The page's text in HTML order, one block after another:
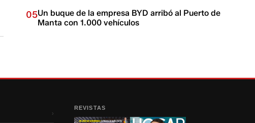
05Un buque de la empresa BYD arribó al Puerto de
Manta con 1.000 vehículos
›
REVISTAS